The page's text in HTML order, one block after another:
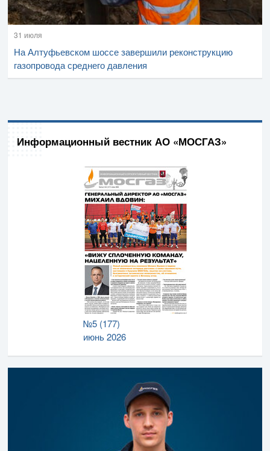
31 июля
На Алтуфьевском шоссе завершили реконструкцию
газопровода среднего давления
Информационный вестник АО «МОСГАЗ»
№5 (177)
июнь 2026